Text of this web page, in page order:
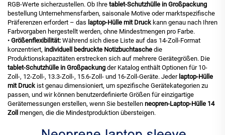
RGB-Werte sicherzustellen. Ob Ihre tablet-Schutzhülle in Großpackung
bestellung Unternehmensfarben, saisonale Motive oder marktspezifische
Präferenzen erfordert – das laptop-Hülle mit Druck kann genau nach Ihren
Farbvorgaben hergestellt werden, ohne Mindestmengen pro Farbe.
• Größenflexibilität: Während sich diese Liste auf das 14-Zoll-Format
konzentriert, individuell bedruckte Notizbuchtasche die
Produktionskapazitäten erstrecken sich auf mehrere Gerätegrößen. Die
tablet-Schutzhülle in Großpackung der Katalog enthält Optionen für 10-
Zoll-, 12-Zoll-, 13.3-Zoll-, 15.6-Zoll- und 16-Zoll-Geräte. Jeder laptop-Hülle
mit Druck ist genau dimensioniert, um spezifische Gerätekategorien zu
passen, und wir können benutzerdefinierte Größen für einzigartige
Gerätemessungen erstellen, wenn Sie bestellen neopren-Laptop-Hülle 14
Zoll mengen, die die Mindestproduktion übersteigen.